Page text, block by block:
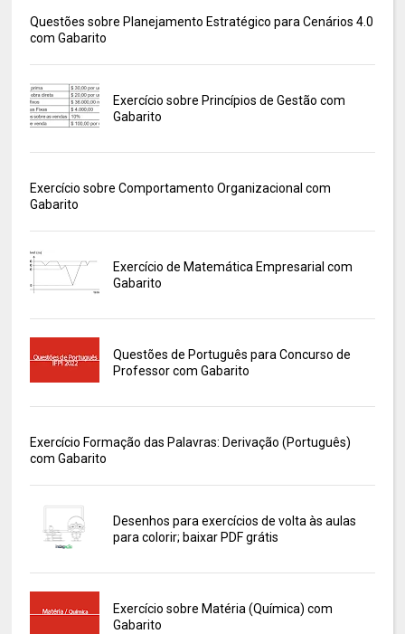
Questões sobre Planejamento Estratégico para Cenários 4.0
com Gabarito
Exercício sobre Princípios de Gestão com
Gabarito
Exercício sobre Comportamento Organizacional com
Gabarito
Exercício de Matemática Empresarial com
Gabarito
Questões de Português para Concurso de
Professor com Gabarito
Exercício Formação das Palavras: Derivação (Português)
com Gabarito
Desenhos para exercícios de volta às aulas
para colorir; baixar PDF grátis
Exercício sobre Matéria (Química) com
Gabarito